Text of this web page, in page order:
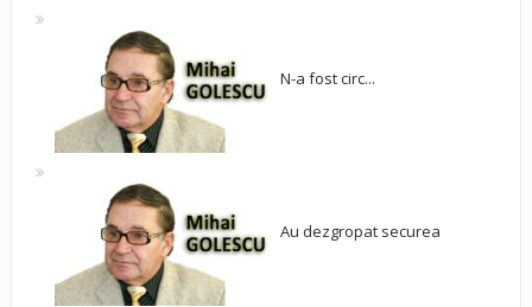
N-a fost circ...
Au dezgropat securea